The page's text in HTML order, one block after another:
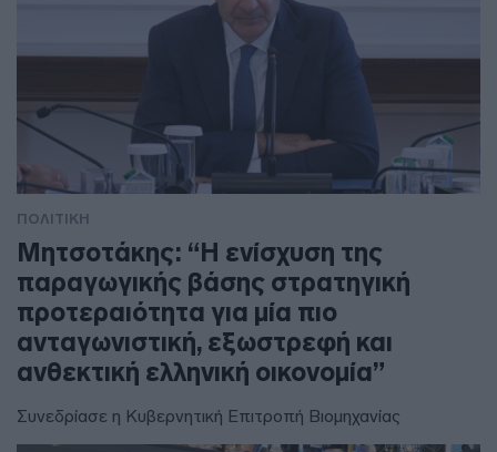
ΠΟΛΙΤΙΚΗ
Μητσοτάκης: “Η ενίσχυση της
παραγωγικής βάσης στρατηγική
προτεραιότητα για μία πιο
ανταγωνιστική, εξωστρεφή και
ανθεκτική ελληνική οικονομία”
Συνεδρίασε η Κυβερνητική Επιτροπή Βιομηχανίας